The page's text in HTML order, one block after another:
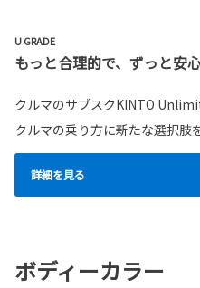
U GRADE
もっと合理的で、ずっと安
クルマのサブスクKINTO
クルマの乗り方に新たな選択肢を
詳細を見る
ボディーカラー